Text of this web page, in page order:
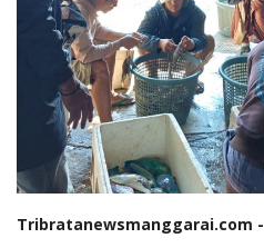
Tribratanewsmanggarai.com -